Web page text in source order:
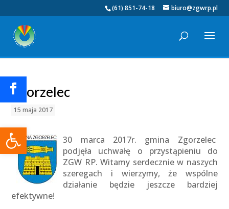
Otwórz pasek narzędzi
(61) 851-74-18 biuro@zgwrp.pl
Zgorzelec
15 maja 2017
30 marca 2017r. gmina Zgorzelec
podjęła uchwałę o przystąpieniu do
ZGW RP. Witamy serdecznie w naszych
szeregach i wierzymy, że wspólne
działanie będzie jeszcze bardziej
efektywne!